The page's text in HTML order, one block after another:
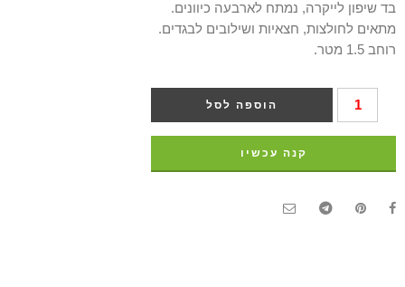
בד שיפון לייקרה, נמתח לארבעה כיוונים.
מתאים לחולצות, חצאיות ושילובים לבגדים.
רוחב 1.5 מטר.
הוספה לסל
קנה עכשיו